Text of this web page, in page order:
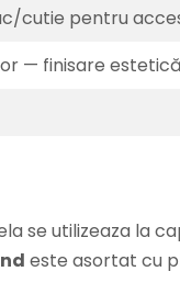
cutie pentru
— finisare
se utilizeaza la
este asortat cu